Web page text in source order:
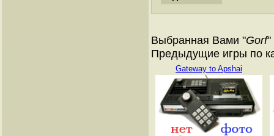
Выбранная Вами "Gorf"
Предыдущие игры по
Gateway to Apshai